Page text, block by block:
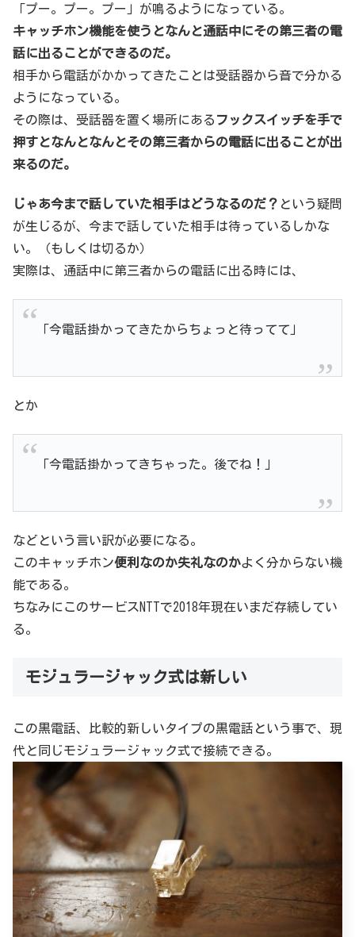
「プー。プー。プー」が鳴るようになっている。
キャッチホン機能を使うとなんと通話中にその第三者の電
話に出ることができるのだ。
相手から電話がかかってきたことは受話器から音で分かる
ようになっている。
その際は、受話器を置く場所にある フックスイッチを手で
押すとなんとなんとその第三者からの電話に出ることが出
来るのだ。
じゃあ今まで話していた相手はどうなるのだ？ という疑問
が生じるが、今まで話していた相手は待っているしかな
い。（もしくは切るか）
実際は、通話中に第三者からの電話に出る時には、
「今電話掛かってきたからちょっと待ってて」
とか
「今電話掛かってきちゃった。後でね！」
などという言い訳が必要になる。
このキャッチホン便利なのか失礼なのかよく分からない機
能である。
ちなみにこのサービスNTTで2018年現在いまだ存続してい
る。
モジュラージャック式は新しい
この黒電話、比較的新しいタイプの黒電話という事で、現
代と同じモジュラージャック式で接続できる。